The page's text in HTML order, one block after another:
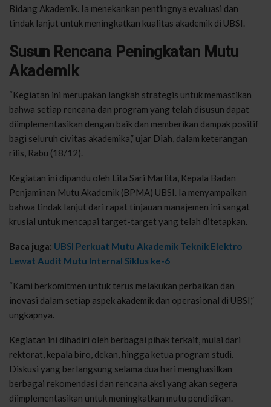
Bidang Akademik. Ia menekankan pentingnya evaluasi dan
tindak lanjut untuk meningkatkan kualitas akademik di UBSI.
Susun Rencana Peningkatan Mutu
Akademik
“Kegiatan ini merupakan langkah strategis untuk memastikan
bahwa setiap rencana dan program yang telah disusun dapat
diimplementasikan dengan baik dan memberikan dampak positif
bagi seluruh civitas akademika,” ujar Diah, dalam keterangan
rilis, Rabu (18/12).
Kegiatan ini dipandu oleh Lita Sari Marlita, Kepala Badan
Penjaminan Mutu Akademik (BPMA) UBSI. Ia menyampaikan
bahwa tindak lanjut dari rapat tinjauan manajemen ini sangat
krusial untuk mencapai target-target yang telah ditetapkan.
Baca juga: UBSI Perkuat Mutu Akademik Teknik Elektro
Lewat Audit Mutu Internal Siklus ke-6
“Kami berkomitmen untuk terus melakukan perbaikan dan
inovasi dalam setiap aspek akademik dan operasional di UBSI,”
ungkapnya.
Kegiatan ini dihadiri oleh berbagai pihak terkait, mulai dari
rektorat, kepala biro, dekan, hingga ketua program studi.
Diskusi yang berlangsung selama dua hari menghasilkan
berbagai rekomendasi dan rencana aksi yang akan segera
diimplementasikan untuk meningkatkan mutu pendidikan.